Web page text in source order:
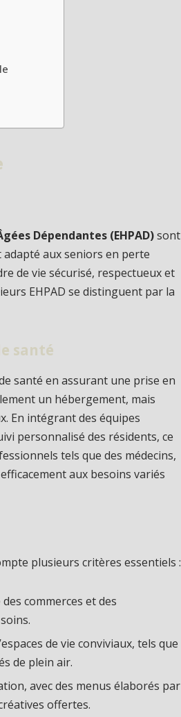
Dépendantes (EHPAD)sont
aux seniors en perte
de vie sécurisé, respectueux et
EHPAD se distinguent par la
santé
santé en assurant une prise en
un hébergement, mais
En intégrant des équipes
personnalisé des résidents, ce
tels que des médecins,
aux besoins variés
plusieurs critères essentiels :
commerces et des
de vie conviviaux, tels que
de plein air.
avec des menus élaborés par
offertes.